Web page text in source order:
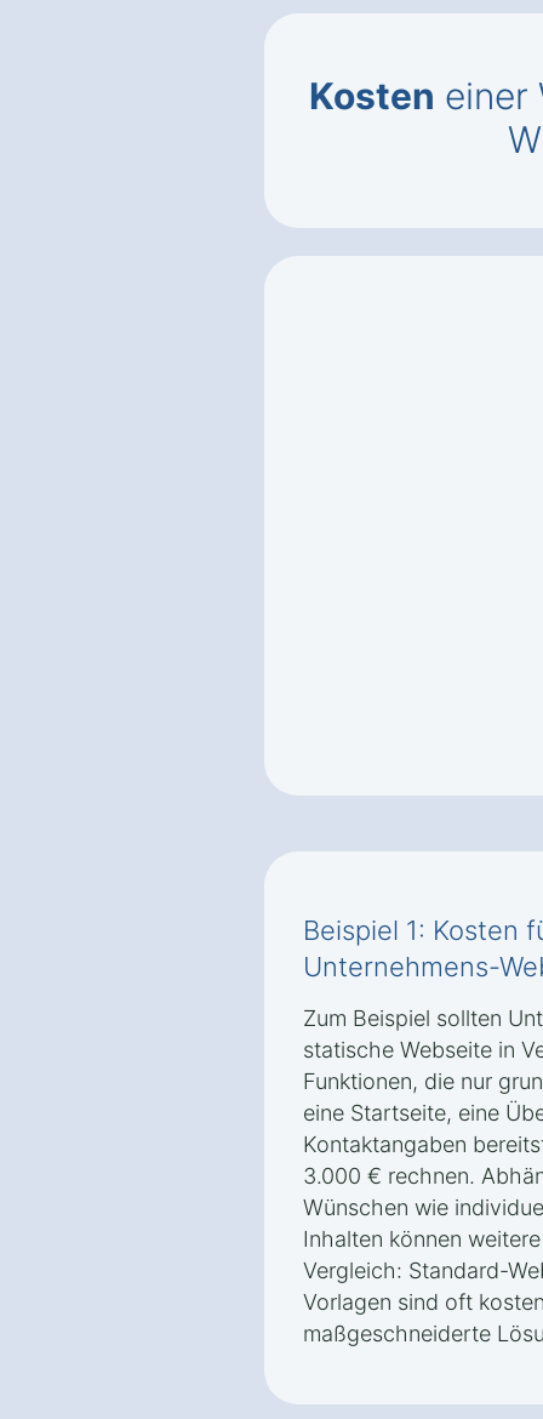
Kosten einer
Beispiel 1: Kosten
Unternehmens-
Zum Beispiel sollten
statische Webseite in
Funktionen, die nur
eine Startseite, eine
Kontaktangaben
3.000 € rechnen.
Wünschen wie
Inhalten können
Vergleich: Standard-
Vorlagen sind oft
maßgeschneiderte